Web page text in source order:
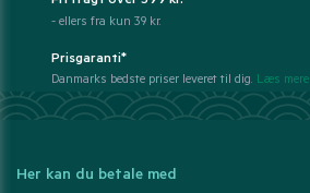
- ellers fra kun 39 kr.
Prisgaranti*
Danmarks bedste priser leveret til dig. Læs mere
Her kan du betale med